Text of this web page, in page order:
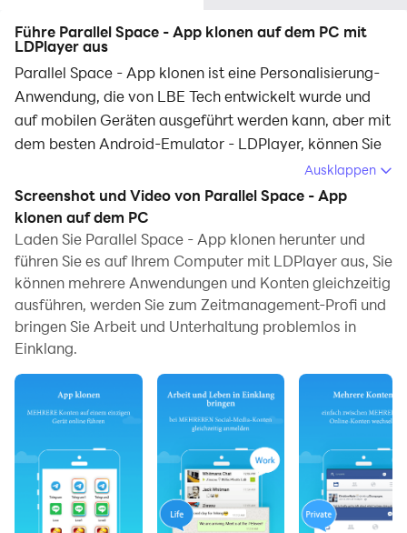
Führe Parallel Space - App klonen auf dem PC mit
LDPlayer aus
Parallel Space - App klonen ist eine Personalisierung-
Anwendung, die von LBE Tech entwickelt wurde und
auf mobilen Geräten ausgeführt werden kann, aber mit
dem besten Android-Emulator - LDPlayer, können Sie
Parallel Space - App klonen herunterladen und auf
Ihrem Computer ausführen.
Beim Ausführen von Parallel Space - App klonen auf
Ihrem Computer können Sie auf einem großen
Bildschirm klar navigieren, und das Steuern von
Anwendungen mit Maus und Tastatur ist viel schneller
als das Berühren des Bildschirms, und Sie müssen sich
nie um die Leistung Ihres Geräts sorgen.
Dank der Multi-Instanz- und
Synchronisationsfunktionen können Sie auch mehrere
Apps und Konten auf Ihrem Computer ausführen.
Die Funktion zum Übertragen von Dateien zwischen
dem Emulator und dem Computer erleichtert auch das
Teilen von Fotos, Videos und Dateien.
Ausklappen
Screenshot und Video von Parallel Space - App
klonen auf dem PC
Laden Sie Parallel Space - App klonen herunter und
führen Sie es auf Ihrem Computer mit LDPlayer aus, Sie
können mehrere Anwendungen und Konten gleichzeitig
ausführen, werden Sie zum Zeitmanagement-Profi und
bringen Sie Arbeit und Unterhaltung problemlos in
Einklang.